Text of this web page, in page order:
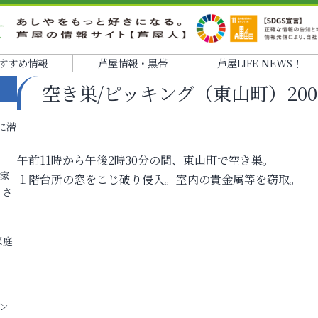
すめ情報 芦屋情報・黒帯 芦屋LIFE NEWS！
空き巣/ピッキング（東山町）
午前11時から午後2時30分の間、東山町で空き巣。
１階台所の窓をこじ破り侵入。室内の貴金属等を窃取。
潜